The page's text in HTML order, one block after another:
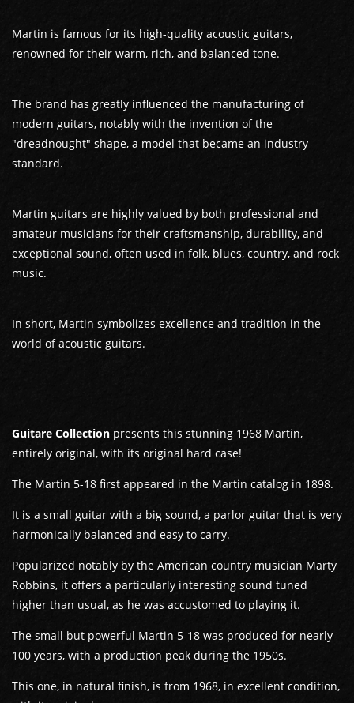
GUITARES
PÉDALES ET EFFETS
Martin is famous for its high-quality acoustic guitars,
renowned for their warm, rich, and balanced tone.
The brand has greatly influenced the manufacturing of
modern guitars, notably with the invention of the
"dreadnought" shape, a model that became an industry
standard.
Martin guitars are highly valued by both professional and
amateur musicians for their craftsmanship, durability, and
exceptional sound, often used in folk, blues, country, and rock
music.
In short, Martin symbolizes excellence and tradition in the
world of acoustic guitars.
Guitare Collection presents this stunning 1968 Martin,
entirely original, with its original hard case!
The Martin 5-18 first appeared in the Martin catalog in 1898.
It is a small guitar with a big sound, a parlor guitar that is very
harmonically balanced and easy to carry.
Popularized notably by the American country musician Marty
Robbins, it offers a particularly interesting sound tuned
higher than usual, as he was accustomed to playing it.
The small but powerful Martin 5-18 was produced for nearly
100 years, with a production peak during the 1950s.
This one, in natural finish, is from 1968, in excellent condition,